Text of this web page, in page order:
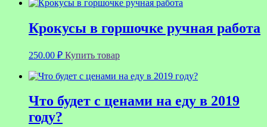
Крокусы в горшочке ручная работа
250.00 ₽ Купить товар
Что будет с ценами на еду в 2019
году?